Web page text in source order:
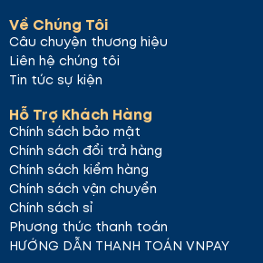
Về Chúng Tôi
Câu chuyện thương hiệu
Liên hệ chúng tôi
Tin tức sự kiện
Hỗ Trợ Khách Hàng
Chính sách bảo mật
Chính sách đổi trả hàng
Chính sách kiểm hàng
Chính sách vận chuyển
Chính sách sỉ
Phương thức thanh toán
HƯỚNG DẪN THANH TOÁN VNPAY